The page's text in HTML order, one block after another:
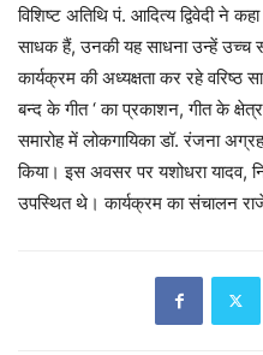
विशिष्ट अतिथि पं. आदित्य द्विवेदी ने
साधक हैं, उनकी यह साधना उन्हें उच्च
कार्यक्रम की अध्यक्षता कर रहे वरिष्ठ
बन्द के गीत ‘ का प्रकाशन, गीत के
समारोह में लोक‌गायिका डॉ. रंजना
किया। इस अवसर पर यशोधरा यादव,
उपस्थित थे। कार्यक्रम का संचालन